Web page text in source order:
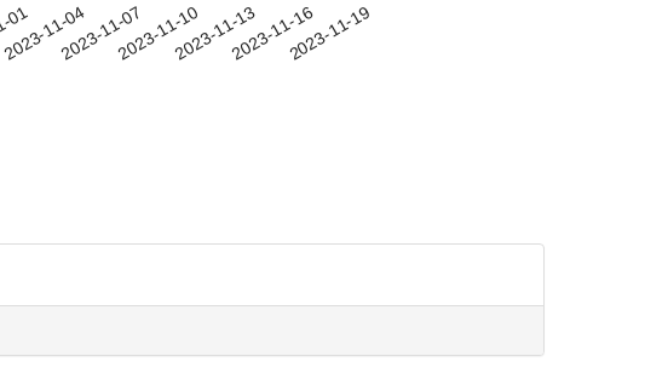
2023-11-042023-11-072023-11-102023-11-132023-11-162023-11-19